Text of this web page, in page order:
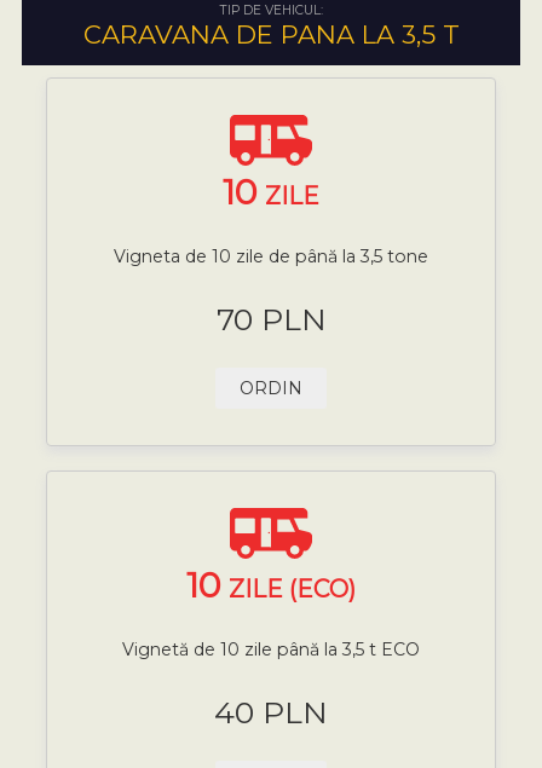
TIP DE VEHICUL:
CARAVANA DE PANA LA 3,5 T
10 ZILE
Vigneta de 10 zile de până la 3,5 tone
70 PLN
ORDIN
10 ZILE (ECO)
Vignetă de 10 zile până la 3,5 t ECO
40 PLN